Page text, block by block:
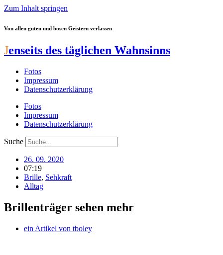
Zum Inhalt springen
Von allen guten und bösen Geistern verlassen
Jenseits des täglichen Wahnsinns
Fotos
Impressum
Datenschutzerklärung
Fotos
Impressum
Datenschutzerklärung
Suche
26. 09. 2020
07:19
Brille, Sehkraft
Alltag
Brillenträger sehen mehr
ein Artikel von tboley